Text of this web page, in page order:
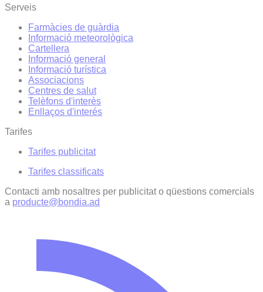
Serveis
Farmàcies de guàrdia
Informació meteorològica
Cartellera
Informació general
Informació turística
Associacions
Centres de salut
Telèfons d'interès
Enllaços d'interés
Tarifes
Tarifes publicitat
Tarifes classificats
Contacti amb nosaltres per publicitat o qüestions comercials
a producte@bondia.ad